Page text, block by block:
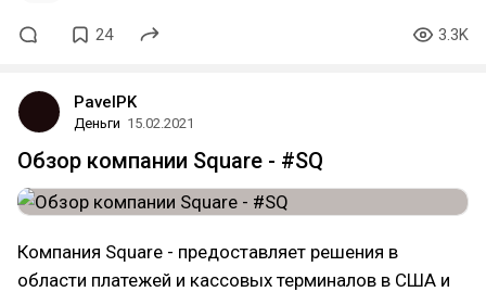
24 3.3K
PavelPK
Деньги 15.02.2021
Обзор компании Square - #SQ
Компания Square - предоставляет решения в
области платежей и кассовых терминалов в США и